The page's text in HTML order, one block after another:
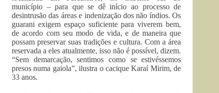
município – para que se dê início ao processo de
desintrusão das áreas e indenização dos não índios. Os
guarani exigem espaço suficiente para viverem bem,
de acordo com seu modo de vida, e de maneira que
possam preservar suas tradições e cultura. Com a área
reservada a eles atualmente, isso não é possível, dizem.
“Sem demarcação, sentimos como se estivéssemos
presos numa gaiola”, ilustra o cacique Karaí Mirim, de
33 anos.